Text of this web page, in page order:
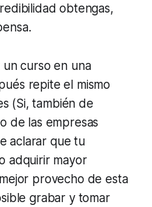
obtengas,
un curso en una
repite el mismo
(Si, también de
de las empresas
aclarar que tu
adquirir mayor
provecho de esta
grabar y tomar